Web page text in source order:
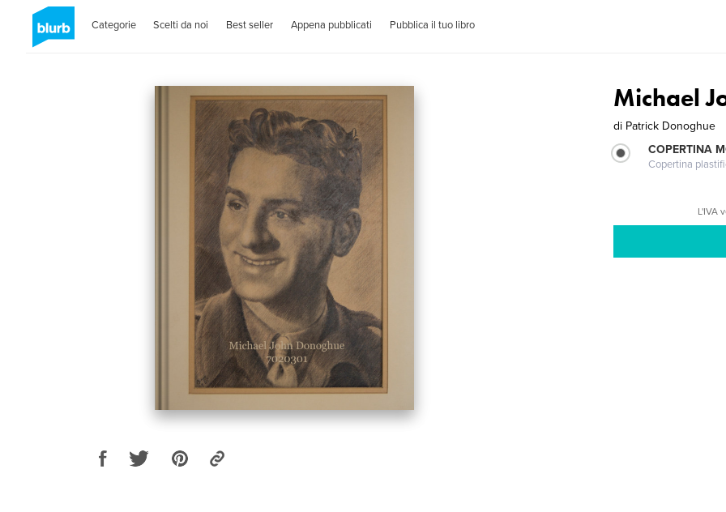
Categorie Scelti da noi Best seller Appena pubblicati Pubblica il tuo libro
Michael
di Patrick Donoghue
COPERTINA
Copertina
L'IVA